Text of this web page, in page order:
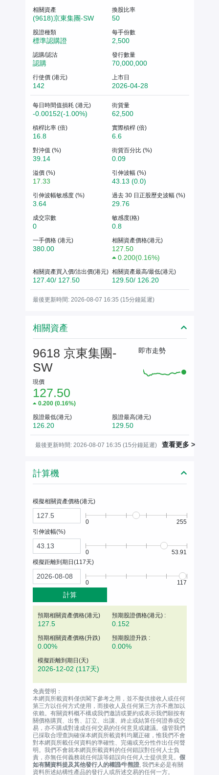
相關資產
(9618)京東集團-SW
換股比率
50
股證種類
標準認購證
每手份數
2,500
認購/認沽
認購
發行數量
70,000,000
行使價 (港元)
142
上市日
2026-04-28
每日時間值損耗 (港元)
-0.00152(-1.00%)
街貨量
62,500
槓桿比率 (倍)
16.8
實際槓桿 (倍)
6.6
對沖值 (%)
39.14
街貨百分比 (%)
0.09
溢價 (%)
17.33
引伸波幅 (%)
43.13 (0.0)
引伸波幅敏感度 (%)
3.64
過去 30 日正股歷史波幅 (%)
29.76
成交宗數
0
敏感度(格)
0.8
一手價格 (港元)
380.00
相關資產價格(港元)
127.50
0.200(0.16%)
相關資產買入價/沽出價(港元)
127.40/ 127.50
相關資產最高/最低(港元)
129.50/ 126.20
最後更新時間: 2026-08-07 16:35 (15分鐘延遲)
相關資產
9618 京東集團-
SW
現價
127.50
0.200(0.16%)
即市走勢
股證最低(港元)
126.20
股證最高(港元)
129.50
最後更新時間: 2026-08-07 16:35 (15分鐘延遲) 查看更多 >
計算機
模擬相關資產價格(港元)
0
255
引伸波幅(%)
0
53.91
模擬距離到期日(117天)
0 117
計算
預期相關資產價格(港元)
127.5
預期股證價格(港元) :
0.152
預期相關資產價格(升跌)
0.00%
預期股證升跌 :
0.00%
模擬距離到期日(天)
2026-12-02 (117天)
免責聲明：
本網頁所載資料僅供閣下參考之用，並不擬供接收人或任何
第三方以任何方式使用，而接收人及任何第三方亦不應加以
依賴。有關資料概不構成我們邀請或要約或表示我們願按有
關價格購買、出售、訂立、出讓、終止或結算任何證券或交
易，亦不購成對達成任何交易的任何意見或建議。儘管我們
已採取合理查詢確保本網頁所載資料均屬正確，惟我們不會
對本網頁所載任何資料的準確性、完備或充分性作出任何聲
明。我們不會就本網頁所載資料的任何錯誤對任何人士負
責，亦無任何義務就任何該等錯誤向任何人士提供意見。 假
如有關資料提及其他發行人的權證∕牛熊證, 我們未必是有關
資料所述結構性產品的發行人或所述交易的任何一方。